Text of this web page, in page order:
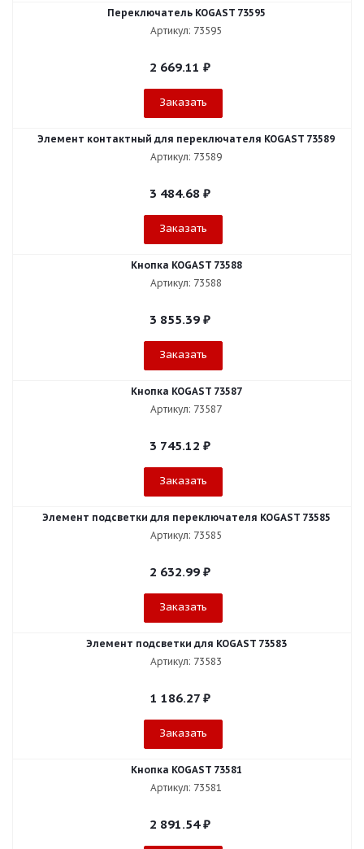
Переключатель KOGAST 73595
Артикул: 73595
2 669.11 ₽
Заказать
Элемент контактный для переключателя KOGAST 73589
Артикул: 73589
3 484.68 ₽
Заказать
Кнопка KOGAST 73588
Артикул: 73588
3 855.39 ₽
Заказать
Кнопка KOGAST 73587
Артикул: 73587
3 745.12 ₽
Заказать
Элемент подсветки для переключателя KOGAST 73585
Артикул: 73585
2 632.99 ₽
Заказать
Элемент подсветки для KOGAST 73583
Артикул: 73583
1 186.27₽
Заказать
Кнопка KOGAST 73581
Артикул: 73581
2 891.54₽